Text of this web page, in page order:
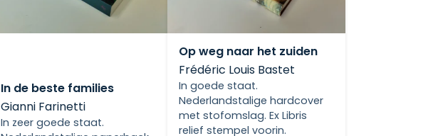
In de beste families
Gianni Farinetti
In zeer goede staat.
Op weg naar het zuiden
Frédéric Louis Bastet
In goede staat.
Nederlandstalige hardcover
met stofomslag. Ex Libris
relief stempel voorin.